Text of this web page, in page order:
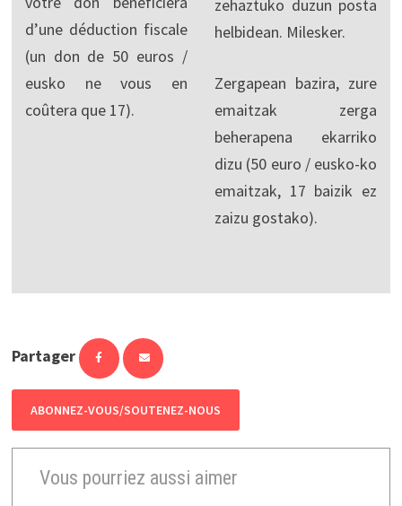
d’une déduction fiscale
(un don de 50 euros /
eusko ne vous en
coûtera que 17).
zehaztuko duzun posta
helbidean. Milesker.
Zergapean bazira, zure
emaitzak zerga
beherapena ekarriko
dizu (50 euro / eusko-ko
emaitzak, 17 baizik ez
zaizu gostako).
Partager
ABONNEZ-VOUS/SOUTENEZ-NOUS
Vous pourriez aussi aimer